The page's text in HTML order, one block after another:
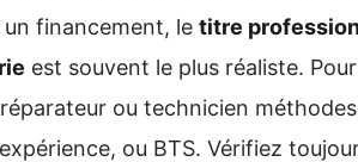
financement, le titre
est souvent le plus réaliste.
ou technicien
ou BTS. Vérifiez